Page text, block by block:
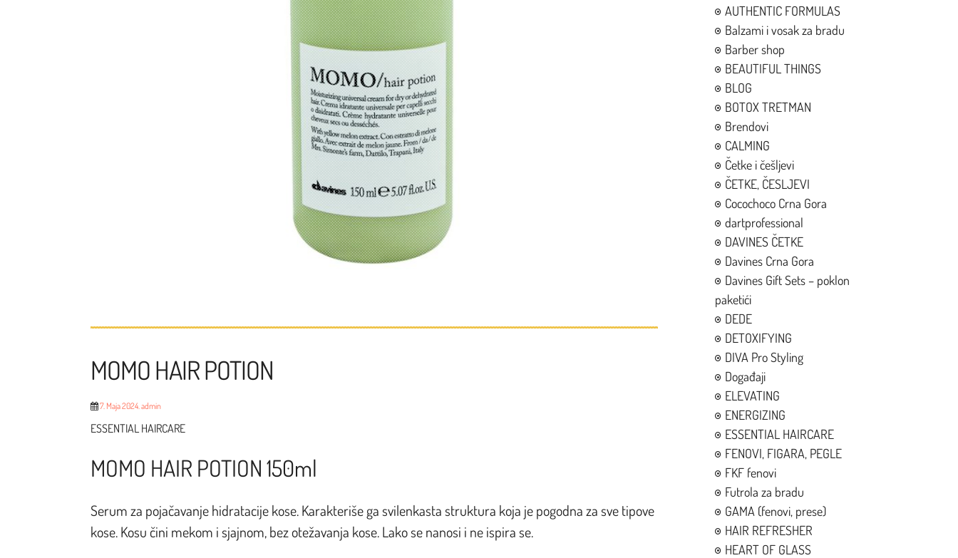
MOMO HAIR POTION
7. Maja 2024.admin
ESSENTIAL HAIRCARE
MOMO HAIR POTION150ml
Serum za pojačavanje hidratacije kose. Karakteriše ga svilenkasta struktura koja je pogodna za sve tipove
kose. Kosu čini mekom i sjajnom, bez otežavanja kose. Lako se nanosi i ne ispira se.
AUTHENTIC FORMULAS
Balzami i vosak za bradu
Barber shop
BEAUTIFUL THINGS
BLOG
BOTOX TRETMAN
Brendovi
CALMING
Četke i češljevi
ČETKE, ČESLJEVI
Cocochoco Crna Gora
dartprofessional
DAVINES ČETKE
Davines Crna Gora
Davines Gift Sets – poklon
paketići
DEDE
DETOXIFYING
DIVA Pro Styling
Događaji
ELEVATING
ENERGIZING
ESSENTIAL HAIRCARE
FENOVI, FIGARA, PEGLE
FKF fenovi
Futrola za bradu
GAMA (fenovi, prese)
HAIR REFRESHER
HEART OF GLASS